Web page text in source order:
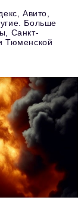
Авито,
Больше
Санкт-
Тюменской